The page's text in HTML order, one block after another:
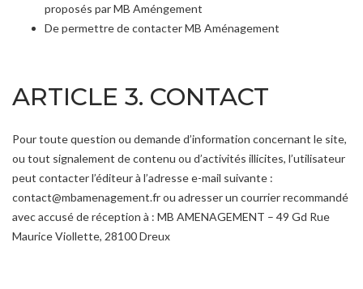
proposés par MB Améngement
De permettre de contacter MB Aménagement
ARTICLE 3. CONTACT
Pour toute question ou demande d’information concernant le site,
ou tout signalement de contenu ou d’activités illicites, l’utilisateur
peut contacter l’éditeur à l’adresse e-mail suivante :
contact@mbamenagement.fr ou adresser un courrier recommandé
avec accusé de réception à : MB AMENAGEMENT – 49 Gd Rue
Maurice Viollette, 28100 Dreux